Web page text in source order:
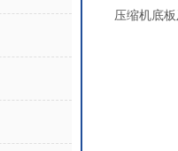
压缩机底